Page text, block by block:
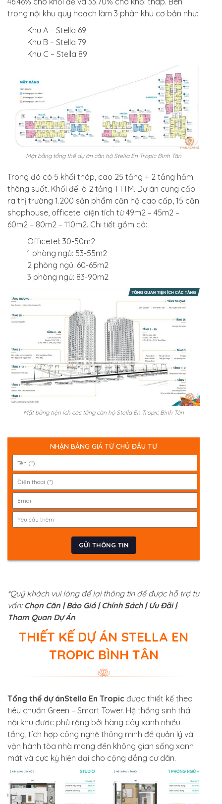
trong nội khu quy hoạch làm 3 phân khu cơ bản như:
Khu A – Stella 69
Khu B – Stella 79
Khu C – Stella 89
Mặt bằng tổng thể dự án căn hộ Stella En Tropic Bình Tân
Trong đó có 5 khối tháp, cao 25 tầng + 2 tầng hầm
thông suốt. Khối đế là 2 tầng TTTM. Dự án cung cấp
ra thị trường 1.200 sản phẩm căn hộ cao cấp, 15 căn
shophouse, officetel diện tích từ 49m2 – 45m2 –
60m2 – 80m2 – 110m2. Chi tiết gồm có:
Officetel: 30-50m2
1 phòng ngủ: 53-55m2
2 phòng ngủ: 60-65m2
3 phòng ngủ: 83-90m2
Mặt bằng tiện ích các tầng căn hộ Stella En Tropic Bình Tân
NHẬN BẢNG GIÁ TỪ CHỦ ĐẦU TƯ
*Quý khách vui lòng để lại thông tin để được hỗ trợ tư
vấn: Chọn Căn | Báo Giá | Chính Sách | Ưu Đãi |
Tham Quan Dự Án
THIẾT KẾ DỰ ÁN STELLA EN
TROPIC BÌNH TÂN
Tổng thể dự ánStella En Tropic được thiết kế theo
tiêu chuẩn Green – Smart Tower. Hệ thống sinh thái
nội khu được phủ rộng bởi hàng cây xanh nhiều
tầng, tích hợp công nghệ thông minh để quản lý và
vận hành tòa nhà mang đến không gian sống xanh
mát và cực kỳ hiện đại cho cộng đồng cư dân.